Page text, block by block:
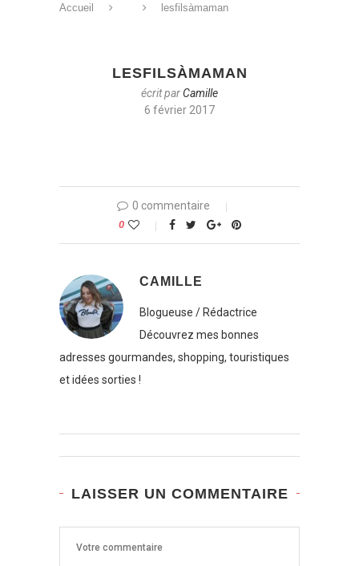
Accueil lesfilsàmaman
LESFILSÀMAMAN
écrit parCamille
6 février 2017
0 commentaire
0
CAMILLE
Blogueuse / Rédactrice
Découvrez mes bonnes
adresses gourmandes, shopping, touristiques
et idées sorties !
LAISSER UN COMMENTAIRE